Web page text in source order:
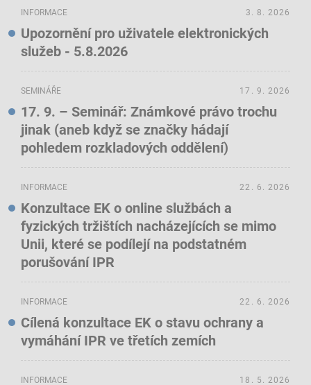
INFORMACE
Upozornění pro uživatele elektronických
služeb - 5.8.2026
3. 8. 2026
SEMINÁŘE
17. 9. – Seminář: Známkové právo trochu
jinak (aneb když se značky hádají
pohledem rozkladových oddělení)
17. 9. 2026
INFORMACE
Konzultace EK o online službách a
fyzických tržištích nacházejících se mimo
Unii, které se podílejí na podstatném
porušování IPR
22. 6. 2026
INFORMACE
Cílená konzultace EK o stavu ochrany a
vymáhání IPR ve třetích zemích
22. 6. 2026
INFORMACE 18. 5. 2026